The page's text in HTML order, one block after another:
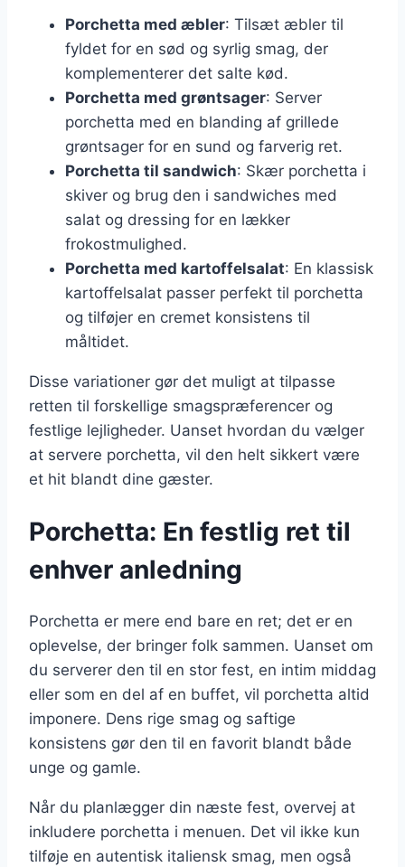
Porchetta med æbler: Tilsæt æbler til
fyldet for en sød og syrlig smag, der
komplementerer det salte kød.
Porchetta med grøntsager: Server
porchetta med en blanding af grillede
grøntsager for en sund og farverig ret.
Porchetta til sandwich: Skær porchetta i
skiver og brug den i sandwiches med
salat og dressing for en lækker
frokostmulighed.
Porchetta med kartoffelsalat: En klassisk
kartoffelsalat passer perfekt til porchetta
og tilføjer en cremet konsistens til
måltidet.
Disse variationer gør det muligt at tilpasse
retten til forskellige smagspræferencer og
festlige lejligheder. Uanset hvordan du vælger
at servere porchetta, vil den helt sikkert være
et hit blandt dine gæster.
Porchetta: En festlig ret til
enhver anledning
Porchetta er mere end bare en ret; det er en
oplevelse, der bringer folk sammen. Uanset om
du serverer den til en stor fest, en intim middag
eller som en del af en buffet, vil porchetta altid
imponere. Dens rige smag og saftige
konsistens gør den til en favorit blandt både
unge og gamle.
Når du planlægger din næste fest, overvej at
inkludere porchetta i menuen. Det vil ikke kun
tilføje en autentisk italiensk smag, men også